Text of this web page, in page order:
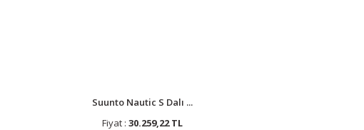
Suunto Nautic S Dalı ...
Fiyat : 30.259,22 TL